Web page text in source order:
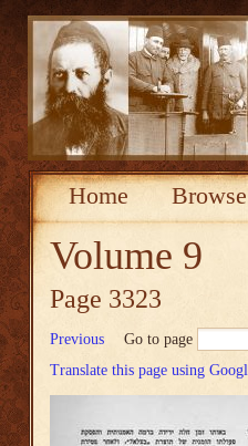
Home Browse
Volume 9
Page 3323
Previous Go to page
Translate this page using